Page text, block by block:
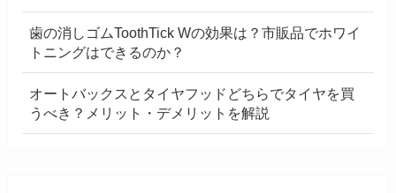
歯の消しゴムToothTick Wの効果は？市販品でホワイ
トニングはできるのか？
オートバックスとタイヤフッドどちらでタイヤを買
うべき？メリット・デメリットを解説